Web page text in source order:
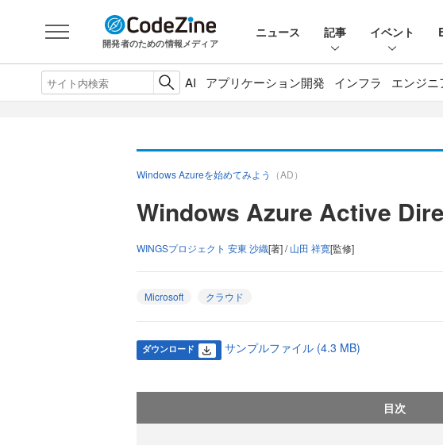
開発者のための情報メディア
ニュース 記事 イベント
AI アプリケーション開発 インフラ エンジ
Windows Azureを始めてみよう （AD）
Windows Azure Active
WINGSプロジェクト 安東 沙織[著] /山田 祥寛[監修]
Microsoft クラウド
ダウンロード サンプルファイル (4.3 MB)
目次